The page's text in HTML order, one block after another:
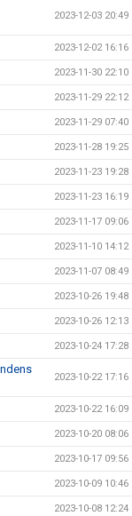
2023-12-03 20:49
2023-12-02 16:16
2023-11-30 22:10
2023-11-29 22:12
2023-11-29 07:40
2023-11-28 19:25
2023-11-23 19:28
2023-11-23 16:19
2023-11-17 09:06
2023-11-10 14:12
2023-11-07 08:49
2023-10-26 19:48
2023-10-26 12:13
2023-10-24 17:28
2023-10-22 17:16
2023-10-22 16:09
2023-10-20 08:06
2023-10-17 09:56
2023-10-09 10:46
2023-10-08 12:24